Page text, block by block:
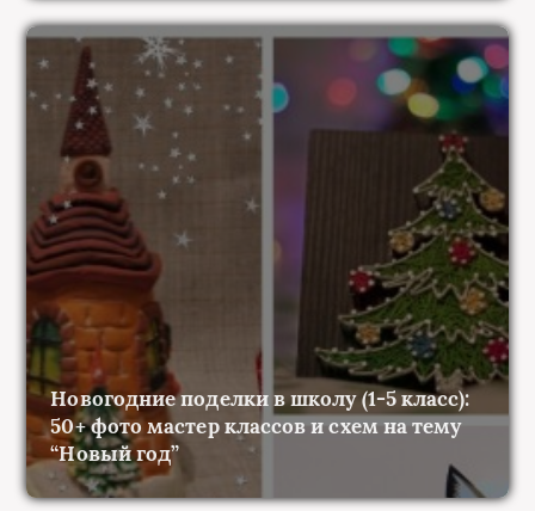
Новогодние поделки в школу (1-5 класс):
50+ фото мастер классов и схем на тему
“Новый год”